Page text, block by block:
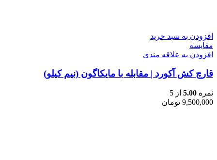
افزودن به سبد خرید
مقایسه
افزودن به علاقه مندی
قارچ کش آکورد | مقابله با مایکاگون (نیم کیلو)
نمره 5.00 از 5
9,500,000 تومان